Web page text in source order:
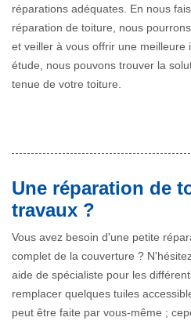
réparations adéquates. En nous
réparation de toiture, nous
et veiller à vous offrir une meilleure
étude, nous pouvons trouver la
tenue de votre toiture.
Une réparation de
travaux ?
Vous avez besoin d'une petite
complet de la couverture ?
aide de spécialiste pour les
remplacer quelques tuiles
peut être faite par vous-même ;